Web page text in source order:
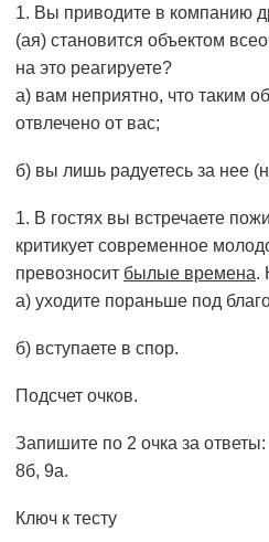
Вы приводите в компанию
(ая) становится объектом
на это реагируете?
а) вам неприятно, что таким
отвлечено от вас;
б) вы лишь радуетесь за нее
В гостях вы встречаете
критикует современное
превозносит былые времена.
а) уходите пораньше под
б) вступаете в спор.
Подсчет очков.
Запишите по 2 очка за
8б, 9а.
Ключ к тесту